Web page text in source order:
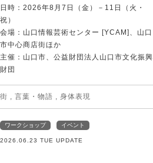
日時：2026年8月7日（金）－11日（火・
祝）
会場：山口情報芸術センター [YCAM]、山口
市中心商店街ほか
主催：山口市、公益財団法人山口市文化振興
財団
街 , 言葉・物語 , 身体表現
ワークショップ イベント
2026.06.23 TUE UPDATE